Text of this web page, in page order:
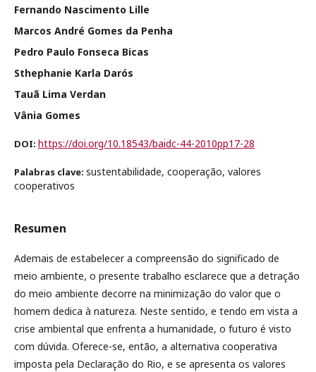
Fernando Nascimento Lille
Marcos André Gomes da Penha
Pedro Paulo Fonseca Bicas
Sthephanie Karla Darós
Tauã Lima Verdan
Vânia Gomes
DOI: https://doi.org/10.18543/baidc-44-2010pp17-28
Palabras clave: sustentabilidade, cooperação, valores
cooperativos
Resumen
Ademais de estabelecer a compreensão do significado de
meio ambiente, o presente trabalho esclarece que a detração
do meio ambiente decorre na minimização do valor que o
homem dedica à natureza. Neste sentido, e tendo em vista a
crise ambiental que enfrenta a humanidade, o futuro é visto
com dúvida. Oferece-se, então, a alternativa cooperativa
imposta pela Declaração do Rio, e se apresenta os valores